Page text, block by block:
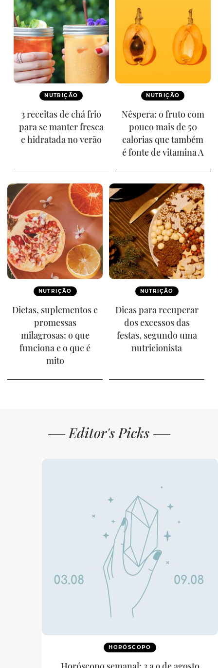
NUTRIÇÃO
3 receitas de chá frio
para se manter fresca
e hidratada no verão
NUTRIÇÃO
Nêspera: o fruto com
pouco mais de 50
calorias que também
é fonte de vitamina A
NUTRIÇÃO
Dietas, suplementos e
promessas
milagrosas: o que
funciona e o que é
mito
NUTRIÇÃO
Dicas para recuperar
dos excessos das
festas, segundo uma
nutricionista
Editor's Picks
HORÓSCOPO